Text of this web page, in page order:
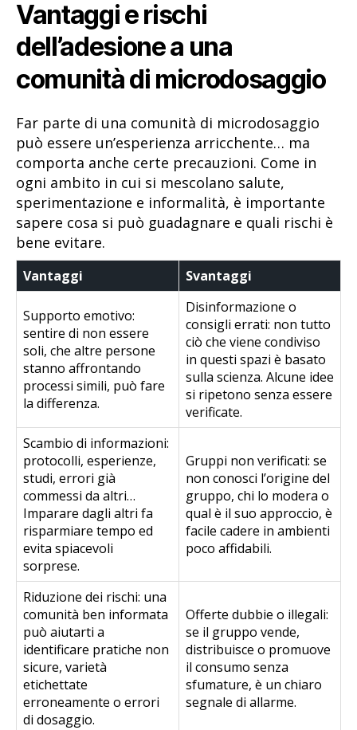
Vantaggi e rischi
dell’adesione a una
comunità di microdosaggio
Far parte di una comunità di microdosaggio
può essere un’esperienza arricchente… ma
comporta anche certe precauzioni. Come in
ogni ambito in cui si mescolano salute,
sperimentazione e informalità, è importante
sapere cosa si può guadagnare e quali rischi è
bene evitare.
Vantaggi Svantaggi
Supporto emotivo:
sentire di non essere
soli, che altre persone
stanno affrontando
processi simili, può fare
la differenza.
Disinformazione o
consigli errati: non tutto
ciò che viene condiviso
in questi spazi è basato
sulla scienza. Alcune idee
si ripetono senza essere
verificate.
Scambio di informazioni:
protocolli, esperienze,
studi, errori già
commessi da altri…
Imparare dagli altri fa
risparmiare tempo ed
evita spiacevoli
sorprese.
Gruppi non verificati: se
non conosci l’origine del
gruppo, chi lo modera o
qual è il suo approccio, è
facile cadere in ambienti
poco affidabili.
Riduzione dei rischi: una
comunità ben informata
può aiutarti a
identificare pratiche non
sicure, varietà
etichettate
erroneamente o errori
di dosaggio.
Offerte dubbie o illegali:
se il gruppo vende,
distribuisce o promuove
il consumo senza
sfumature, è un chiaro
segnale di allarme.